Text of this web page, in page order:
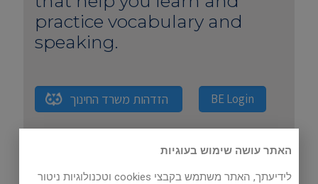
practice vocabulary and
speaking.
הזדהות משרד החינוך BE Login
האתר עושה שימוש בעוגיות
לידיעתך, האתר משתמש בקבצי cookies וטכנולוגיות ניטור